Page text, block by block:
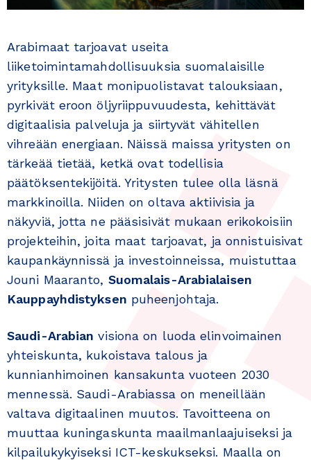
Arabimaat tarjoavat useita
liiketoimintamahdollisuuksia suomalaisille
yrityksille. Maat monipuolis­tavat talouksiaan,
pyrkivät eroon öljyriippuvuudesta, kehittävät
digitaalisia palveluja ja siirtyvät vähitellen
vihreään energiaan. Näissä maissa yritysten on
tärkeää tietää, ketkä ovat todellisia
päätöksentekijöitä. Yritysten tulee olla läsnä
markkinoilla. Niiden on oltava aktiivisia ja
näkyviä, jotta ne pääsisivät mukaan erikokoisiin
projekteihin, joita maat tarjoavat, ja onnistuisivat
kaupankäynnissä ja investoinneissa, muistuttaa
Jouni Maaranto, Suomalais-Arabialaisen
Kauppayhdistyksen puheenjohtaja.
Saudi-Arabian visiona on luoda elinvoimainen
yhteiskunta, kukoistava talous ja
kunnianhimoinen kansakunta vuoteen 2030
mennessä. Saudi-Arabiassa on meneillään
valtava digitaalinen muutos. Tavoitteena on
muuttaa kuningaskunta maailmanlaajuiseksi ja
kilpailukykyiseksi ICT-keskukseksi. Maalla on